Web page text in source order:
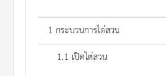
1 กระบวนการไต่สวน
1.1 เปิดไต่สวน